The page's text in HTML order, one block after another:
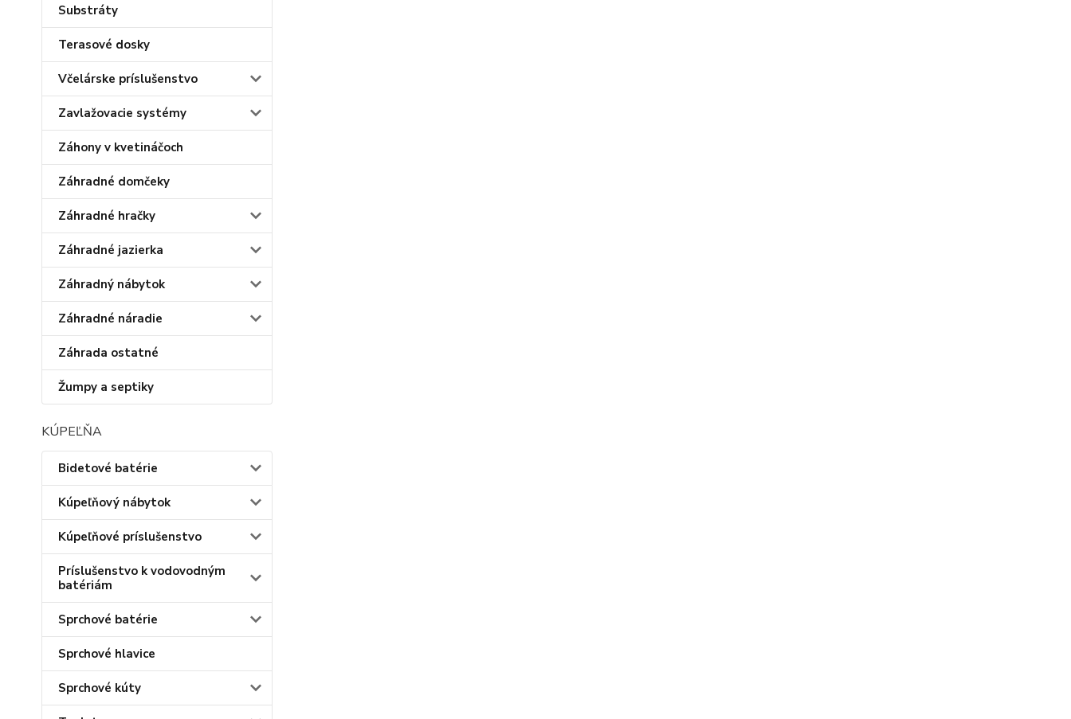
Substráty
Terasové dosky
Včelárske príslušenstvo
Zavlažovacie systémy
Záhony v kvetináčoch
Záhradné domčeky
Záhradné hračky
Záhradné jazierka
Záhradný nábytok
Záhradné náradie
Záhrada ostatné
Žumpy a septiky
KÚPEĽŇA
Bidetové batérie
Kúpeľňový nábytok
Kúpeľňové príslušenstvo
Príslušenstvo k vodovodným
batériám
Sprchové batérie
Sprchové hlavice
Sprchové kúty